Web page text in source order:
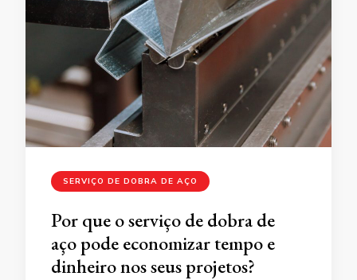
SERVIÇO DE DOBRA DE AÇO
Por que o serviço de dobra de
aço pode economizar tempo e
dinheiro nos seus projetos?